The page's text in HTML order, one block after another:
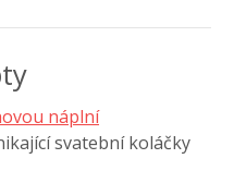
náplní
svatební koláčky